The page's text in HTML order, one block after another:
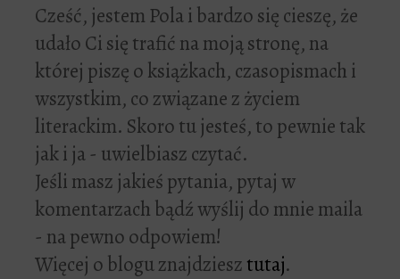
Cześć, jestem Pola i bardzo się cieszę, że
udało Ci się trafić na moją stronę, na
której piszę o książkach, czasopismach i
wszystkim, co związane z życiem
literackim. Skoro tu jesteś, to pewnie tak
jak i ja - uwielbiasz czytać.
Jeśli masz jakieś pytania, pytaj w
komentarzach bądź wyślij do mnie maila
- na pewno odpowiem!
Więcej o blogu znajdziesztutaj.